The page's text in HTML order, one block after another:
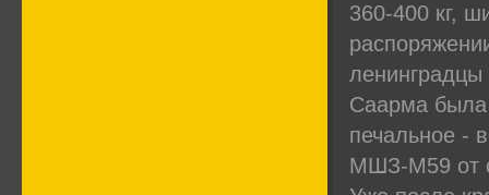
360-400 кг,
Саарма
печальное -
МШЗ-М59 от